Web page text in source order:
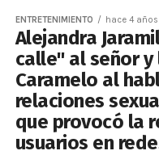
ENTRETENIMIENTO hace 4 años
Alejandra
calle" al señor y
Caramelo al
relaciones
que provocó la
usuarios en